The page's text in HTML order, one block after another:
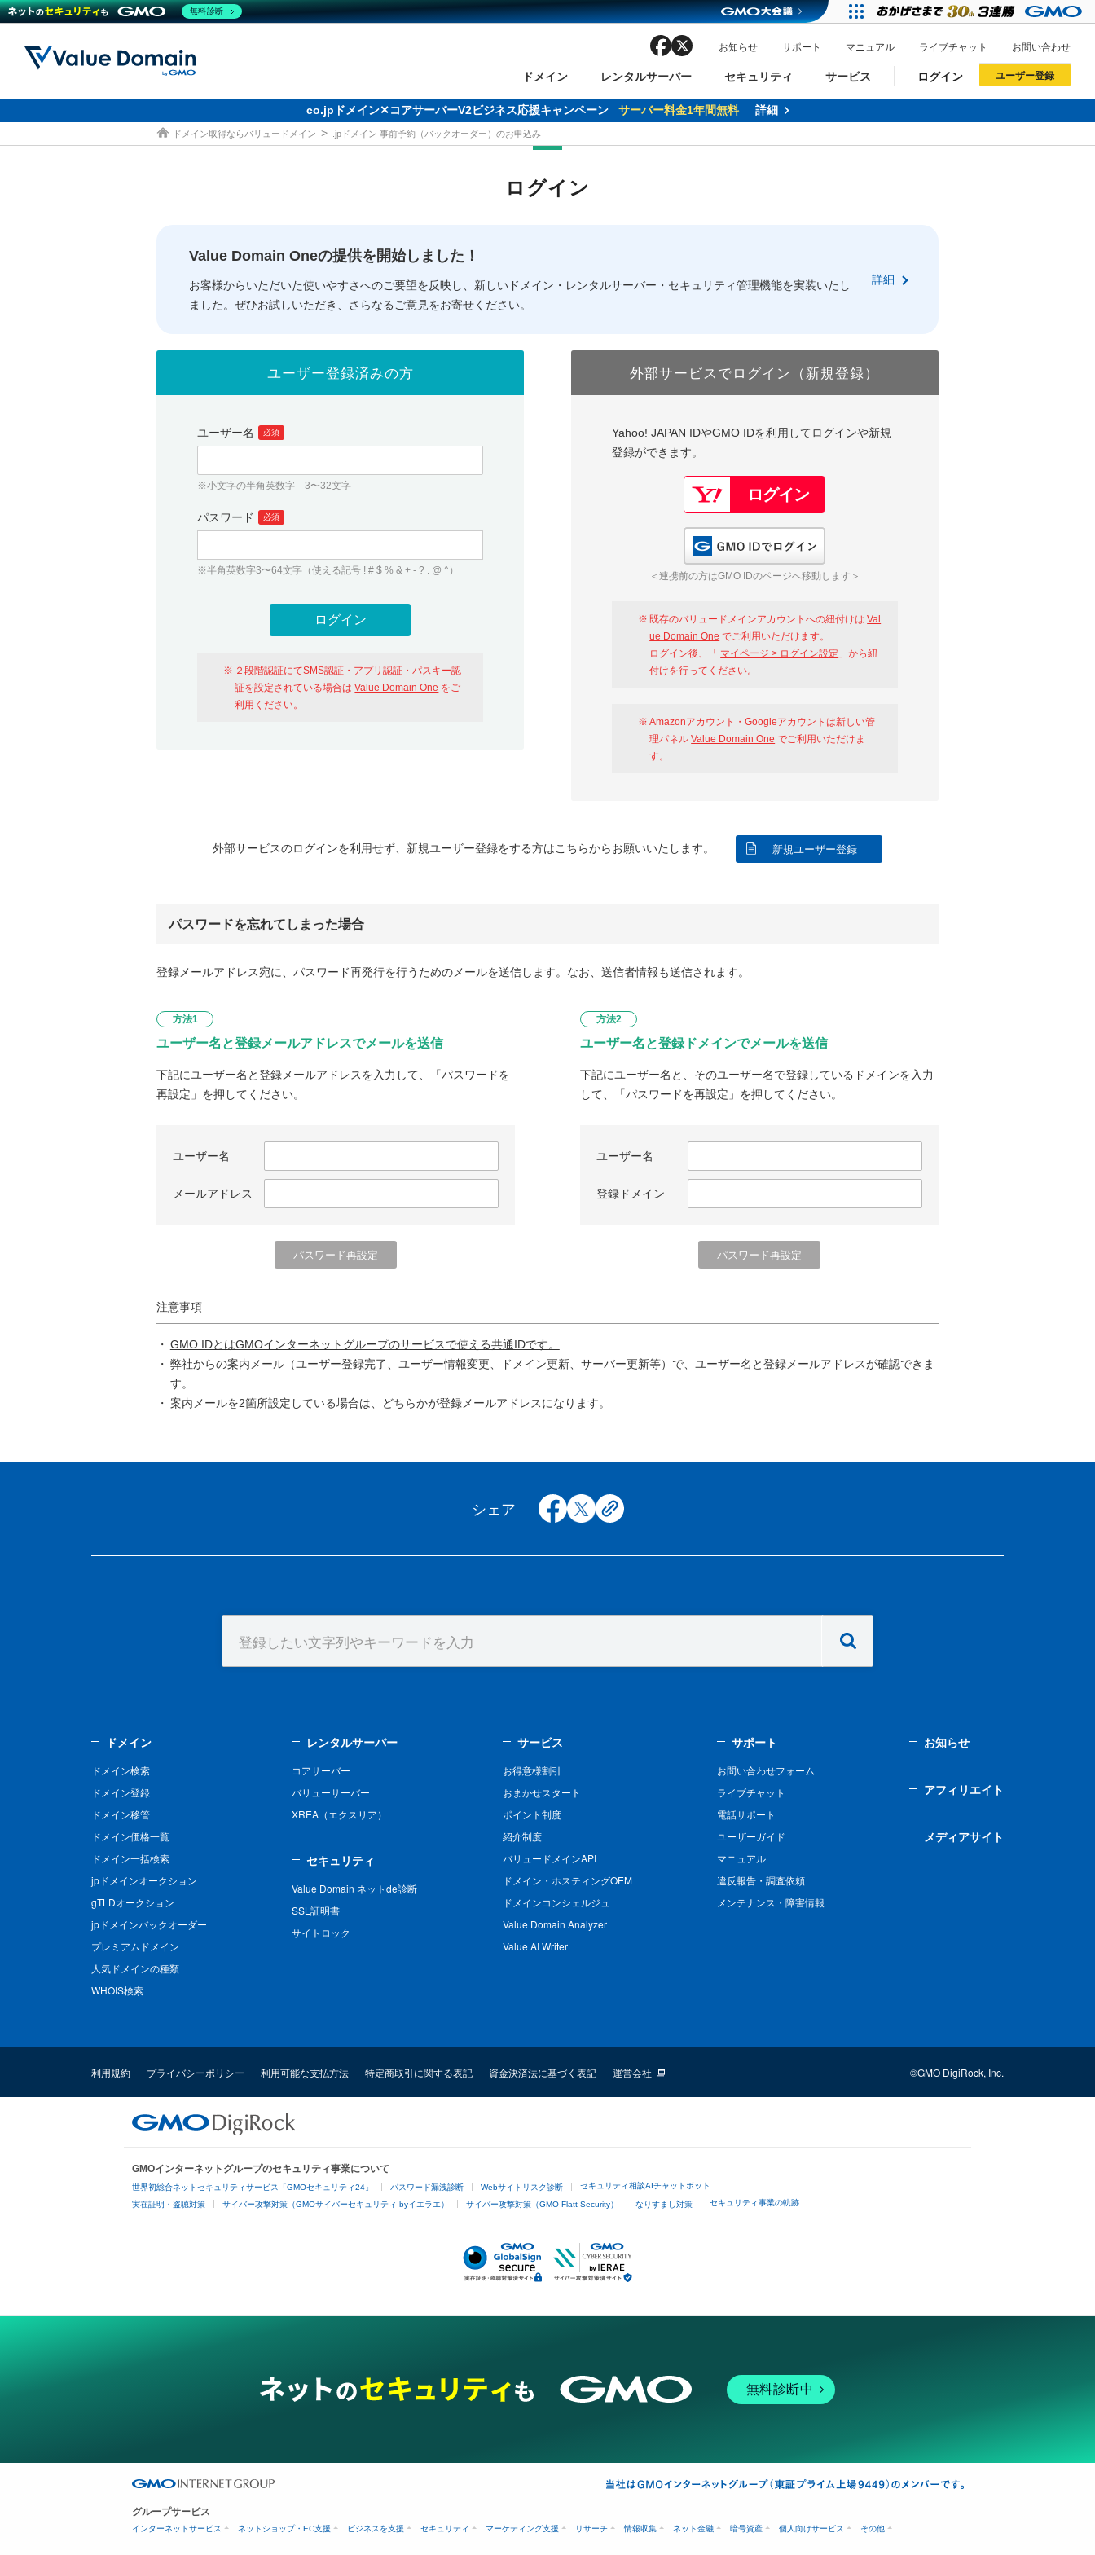
ドメイン
ドメイン ドメイン検索
ドメイン一括検索
人気ドメインの種類 WHOIS検索
レンタルサーバー
レンタルサーバー コアサーバー
セキュリティ
セキュリティ Value Domain ネットde診断
サービス
サービス お得意様割引
バリュードメインAPI
facebook お知らせ サポート マニュアル ライブチャット お問い合わせ
ログイン
従来のバリュードメインをご利用希望の方 おすすめ One レンタルサーバーを含む最新の機能を使う方
以下でもログイン可能
ユーザー登録
従来のバリュードメインをご利用希望の方 おすすめ One レンタルサーバーを含む最新の機能を使う方
以下でも登録可能
co.jpドメイン✕コアサーバーV2ビジネス応援キャンペーン サーバー料金1年間無料 詳細
ドメイン取得ならバリュードメイン .jpドメイン 事前予約（バックオーダー）のお申込み
ログイン
Value Domain Oneの提供を開始しました！
お客様からいただいた使いやすさへのご要望を反映し、新しいドメイン・レンタルサーバー・セキュリティ管理機能を実装いたし
ました。ぜひお試しいただき、さらなるご意見をお寄せください。
詳細
ユーザー登録済みの方
ユーザー名 必須
※小文字の半角英数字 3〜32文字
パスワード 必須
※半角英数字3〜64文字（使える記号 ! # $ % & + - ? . @ ^）
２段階認証にてSMS認証・アプリ認証・パスキー認
証を設定されている場合はValue Domain One をご
利用ください。
外部サービスでログイン（新規登録）
Yahoo! JAPAN IDやGMO IDを利用してログインや新規
登録ができます。
＜連携前の方はGMO IDのページへ移動します＞
既存のバリュードメインアカウントへの紐付けはVal
ue Domain One でご利用いただけます。
ログイン後、「 マイページ > ログイン設定 」から紐
付けを行ってください。
Amazonアカウント・Googleアカウントは新しい管
理パネルValue Domain One でご利用いただけま
す。
外部サービスのログインを利用せず、新規ユーザー登録をする方はこちらからお願いいたします。 新規ユーザー登録
パスワードを忘れてしまった場合
登録メールアドレス宛に、パスワード再発行を行うためのメールを送信します。なお、送信者情報も送信されます。
方法1
ユーザー名と登録メールアドレスでメールを送信
下記にユーザー名と登録メールアドレスを入力して、「パスワードを
再設定」を押してください。
ユーザー名
メールアドレス
方法2
ユーザー名と登録ドメインでメールを送信
下記にユーザー名と、そのユーザー名で登録しているドメインを入力
して、「パスワードを再設定」を押してください。
ユーザー名
登録ドメイン
注意事項
GMO IDとはGMOインターネットグループのサービスで使える共通IDです。
弊社からの案内メール（ユーザー登録完了、ユーザー情報変更、ドメイン更新、サーバー更新等）で、ユーザー名と登録メールアドレスが確認できま
す。
案内メールを2箇所設定している場合は、どちらかが登録メールアドレスになります。
シェア facebook
x copy
ドメイン
ドメイン検索
ドメイン登録
ドメイン移管
ドメイン価格一覧
ドメイン一括検索
jpドメインオークション
gTLDオークション
jpドメインバックオーダー
プレミアムドメイン
人気ドメインの種類
WHOIS検索
レンタルサーバー
コアサーバー
バリューサーバー
XREA（エクスリア）
セキュリティ
Value Domain ネットde診断
SSL証明書
サイトロック
サービス
お得意様割引
おまかせスタート
ポイント制度
紹介制度
バリュードメインAPI
ドメイン・ホスティングOEM
ドメインコンシェルジュ
Value Domain Analyzer
Value AI Writer
サポート
お問い合わせフォーム
ライブチャット
電話サポート
ユーザーガイド
マニュアル
違反報告・調査依頼
メンテナンス・障害情報
お知らせ
アフィリエイト
メディアサイト
利用規約 プライバシーポリシー 利用可能な支払方法 特定商取引に関する表記 資金決済法に基づく表記 運営会社 ©GMO DigiRock, Inc.
GMOインターネットグループのセキュリティ事業について
世界初総合ネットセキュリティサービス「GMOセキュリティ24」 パスワード漏洩診断 Webサイトリスク診断 セキュリティ相談AIチャットボット
実在証明・盗聴対策 サイバー攻撃対策（GMOサイバーセキュリティ byイエラエ） サイバー攻撃対策（GMO Flatt Security） なりすまし対策 セキュリティ事業の軌跡
無料診断中
グループサービス
インターネットサービス ネットショップ・EC支援 ビジネスを支援 セキュリティ マーケティング支援 リサーチ 情報収集 ネット金融 暗号資産 個人向けサービス その他
無料診断